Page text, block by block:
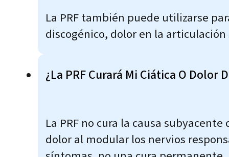
La PRF también puede utilizarse
discogénico, dolor en la
¿La PRF Curará Mi Ciática O Dolor
La PRF no cura la causa
dolor al modular los nervios